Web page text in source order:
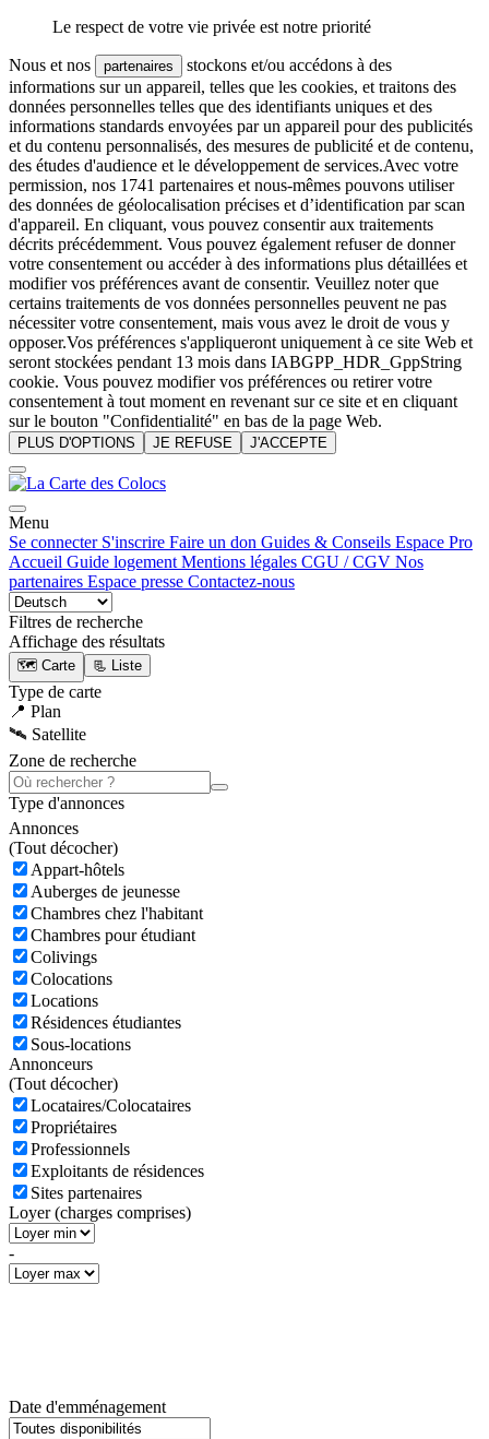
Le respect de votre vie privée est notre priorité
Nous et nos partenaires
stockons et/ou accédons à des
informations sur un appareil, telles que les cookies, et traitons des
données personnelles telles que des identifiants uniques et des
informations standards envoyées par un appareil pour des publicités
et du contenu personnalisés, des mesures de publicité et de contenu,
des études d'audience et le développement de services.Avec votre
permission, nos 1741 partenaires et nous-mêmes pouvons utiliser
des données de géolocalisation précises et d’identification par scan
d'appareil. En cliquant, vous pouvez consentir aux traitements
décrits précédemment. Vous pouvez également refuser de donner
votre consentement ou accéder à des informations plus détaillées et
modifier vos préférences avant de consentir. Veuillez noter que
certains traitements de vos données personnelles peuvent ne pas
nécessiter votre consentement, mais vous avez le droit de vous y
opposer.Vos préférences s'appliqueront uniquement à ce site Web et
seront stockées pendant 13 mois dans IABGPP_HDR_GppString
cookie. Vous pouvez modifier vos préférences ou retirer votre
consentement à tout moment en revenant sur ce site et en cliquant
sur le bouton "Confidentialité" en bas de la page Web.
PLUS D'OPTIONS JE REFUSE J'ACCEPTE
Menu
Se connecter S'inscrire Faire un don Guides & Conseils Espace Pro
Accueil Guide logement Mentions légales CGU / CGV Nos
partenaires Espace presse Contactez-nous
Filtres de recherche
Affichage des résultats
🗺️ Carte 📃 Liste
Type de carte
📍 Plan
🛰️ Satellite
Zone de recherche
Type d'annonces
Annonces
(Tout décocher)
Appart-hôtels
Auberges de jeunesse
Chambres chez l'habitant
Chambres pour étudiant
Colivings
Colocations
Locations
Résidences étudiantes
Sous-locations
Annonceurs
(Tout décocher)
Locataires/Colocataires
Propriétaires
Professionnels
Exploitants de résidences
Sites partenaires
Loyer (charges comprises)
-
Date d'emménagement